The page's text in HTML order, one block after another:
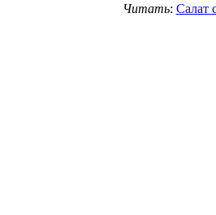
Читать: Салат